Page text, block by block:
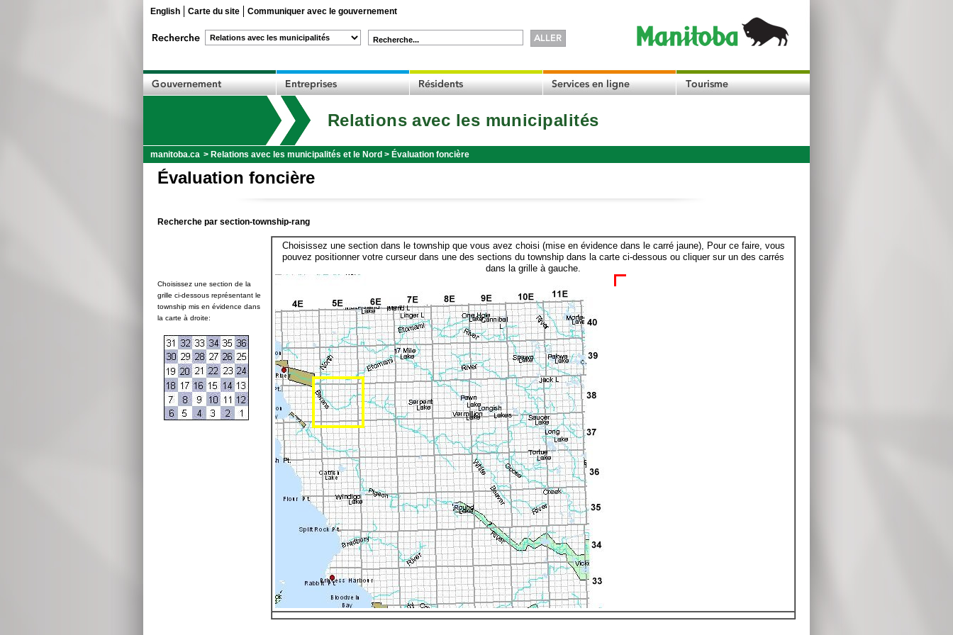
English Carte du site Communiquer avec le gouvernement
Recherche...
Relations avec les municipalités
manitoba.ca > Relations avec les municipalités et le Nord > Évaluation foncière
Évaluation foncière
Recherche par section-township-rang
Choisissez une section de la
grille ci-dessous représentant le
township mis en évidence dans
la carte à droite:
Choisissez une section dans le township que vous avez choisi (mise en évidence dans le carré jaune), Pour ce faire, vous
pouvez positionner votre curseur dans une des sections du township dans la carte ci-dessous ou cliquer sur un des carrés
dans la grille à gauche.